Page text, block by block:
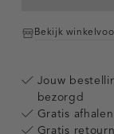
Bekijk
Jouw
bezorgd
Gratis
Gratis